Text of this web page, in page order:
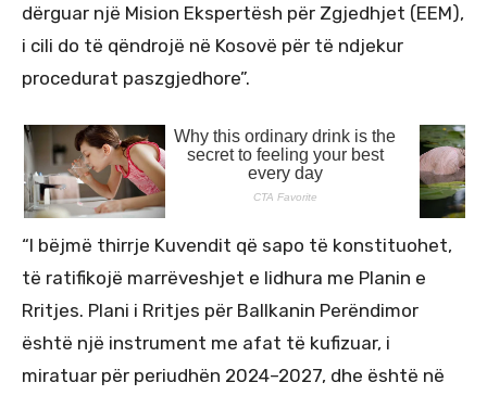
dërguar një Mision Ekspertësh për Zgjedhjet (EEM),
i cili do të qëndrojë në Kosovë për të ndjekur
procedurat paszgjedhore”.
“I bëjmë thirrje Kuvendit që sapo të konstituohet,
të ratifikojë marrëveshjet e lidhura me Planin e
Rritjes. Plani i Rritjes për Ballkanin Perëndimor
është një instrument me afat të kufizuar, i
miratuar për periudhën 2024–2027, dhe është në